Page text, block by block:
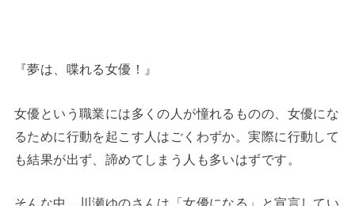
『夢は、喋れる女優！』
女優という職業には多くの人が憧れるものの、女優にな
るために行動を起こす人はごくわずか。実際に行動して
も結果が出ず、諦めてしまう人も多いはずです。
そんな中、川瀬ゆのさんは「女優になる」と宣言してい